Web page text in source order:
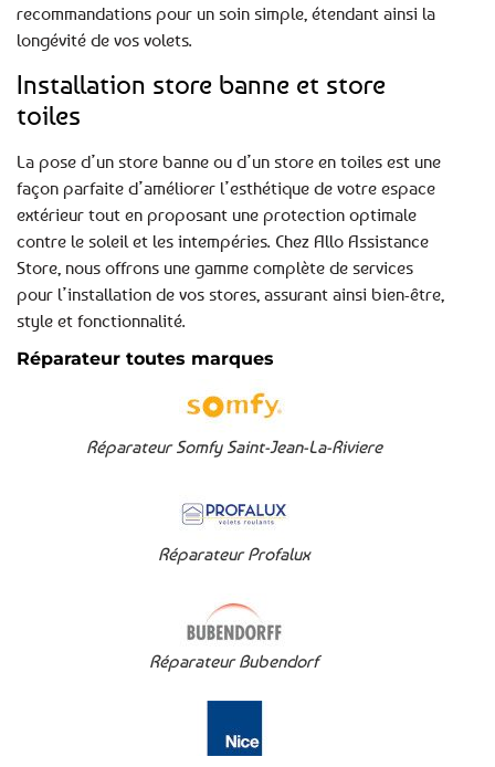
recommandations pour un soin simple, étendant ainsi la
longévité de vos volets.
Installation store banne et store
toiles
La pose d’un store banne ou d’un store en toiles est une
façon parfaite d’améliorer l’esthétique de votre espace
extérieur tout en proposant une protection optimale
contre le soleil et les intempéries. Chez Allo Assistance
Store, nous offrons une gamme complète de services
pour l’installation de vos stores, assurant ainsi bien-être,
style et fonctionnalité.
Réparateur toutes marques
Réparateur Somfy Saint-Jean-La-Riviere
Réparateur Profalux
Réparateur Bubendorf